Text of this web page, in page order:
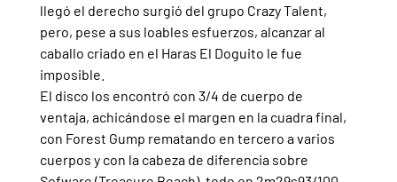
llegó el derecho surgió del grupo Crazy Talent,
pero, pese a sus loables esfuerzos, alcanzar al
caballo criado en el Haras El Doguito le fue
imposible.
El disco los encontró con 3/4 de cuerpo de
ventaja, achicándose el margen en la cuadra final,
con Forest Gump rematando en tercero a varios
cuerpos y con la cabeza de diferencia sobre